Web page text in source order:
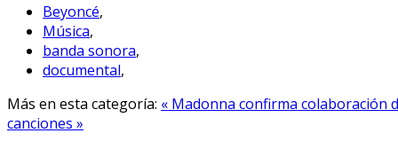
Beyoncé,
Música,
banda sonora,
documental,
Más en esta categoría: « Madonna confirma colaboración
canciones »